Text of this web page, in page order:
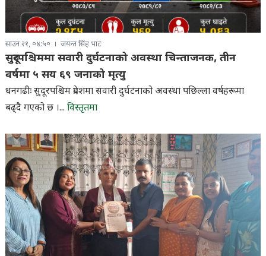
साउन २१, ०४:५० जयन्त सिंह भाट
सुदूरपश्चिममा सवारी दुर्घटनाको अवस्था चिन्ताजनक, तीन
वर्षमा ५ सय ६९ जनाको मृत्यु
धनगढीः सुदूरपश्चिम प्रदेशमा सवारी दुर्घटनाको अवस्था पछिल्ला वर्षहरूमा
बढ्दै गएको छ ।... विस्तृतमा